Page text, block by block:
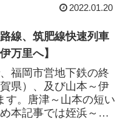
2022.01.20
線、筑肥線快速列車
万里へ】
福岡市営地下鉄の終
県）、及び山本～伊
す。唐津～山本の短い
本記事では姪浜～伊